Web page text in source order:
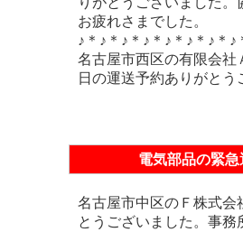
お疲れさまでした。
♪＊♪＊♪＊♪＊♪＊♪＊♪＊
名古屋市西区の有限会社
日の運送予約ありがとう
電気部品の緊
名古屋市中区のＦ株式会
とうございました。事